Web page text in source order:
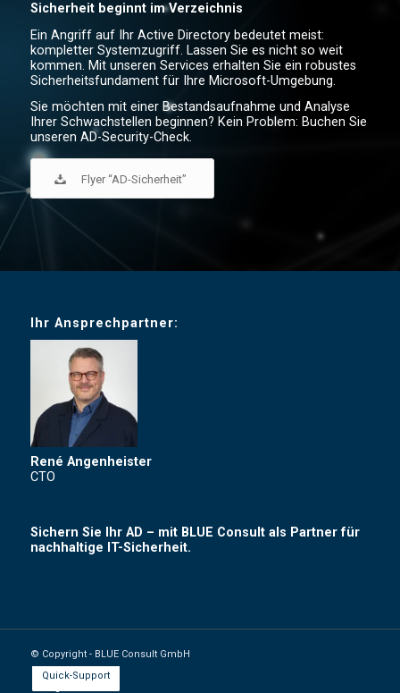
Sicherheit beginnt im Verzeichnis
Ein Angriff auf Ihr Active Directory bedeutet meist:
kompletter Systemzugriff. Lassen Sie es nicht so weit
kommen. Mit unseren Services erhalten Sie ein robustes
Sicherheitsfundament für Ihre Microsoft-Umgebung.
Sie möchten mit einer Bestandsaufnahme und Analyse
Ihrer Schwachstellen beginnen? Kein Problem: Buchen Sie
unseren AD-Security-Check.
Flyer “AD-Sicherheit”
Ihr Ansprechpartner:
René Angenheister
CTO
Sichern Sie Ihr AD – mit BLUE Consult als Partner für
nachhaltige IT-Sicherheit.
© Copyright - BLUE Consult GmbH
Quick-Support